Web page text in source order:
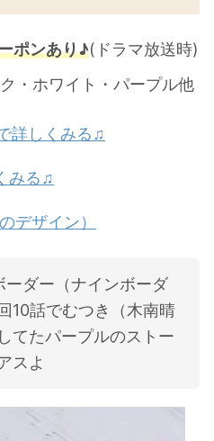
ポンあり♪(ドラマ放送時)
・ホワイト・パープル他
詳しくみる♫
みる♫
デザイン）
ーダー（ナインボーダ
10話でむつき（木南晴
てたパープルのストー
スよ